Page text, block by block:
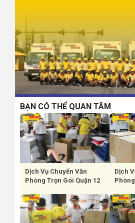
BẠN CÓ THỂ QUAN TÂM
Dịch Vụ Chuyển Văn
Phòng Trọn Gói Quận 12
Dịch